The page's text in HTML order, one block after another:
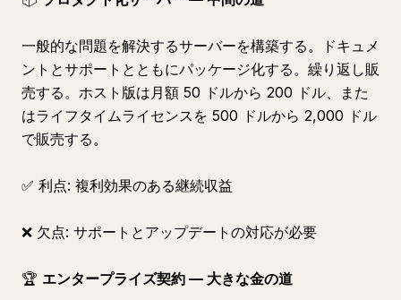
一般的な問題を解決するサーバーを構築する。ドキュメ
ントとサポートとともにパッケージ化する。繰り返し販
売する。ホスト版は月額 50 ドルから 200 ドル、また
はライフタイムライセンスを 500 ドルから 2,000 ドル
で販売する。
✅ 利点: 複利効果のある継続収益
❌ 欠点: サポートとアップデートの対応が必要
🏆 エンタープライズ契約 — 大きな金の道